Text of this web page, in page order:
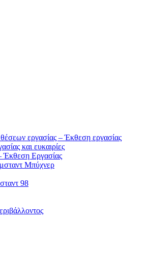
εργασίας – Έκθεση εργασίας
και ευκαιρίες
Έκθεση Εργασίας
Μπύχνερ
98